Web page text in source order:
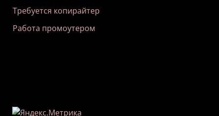
Требуется копирайтер
Работа промоутером